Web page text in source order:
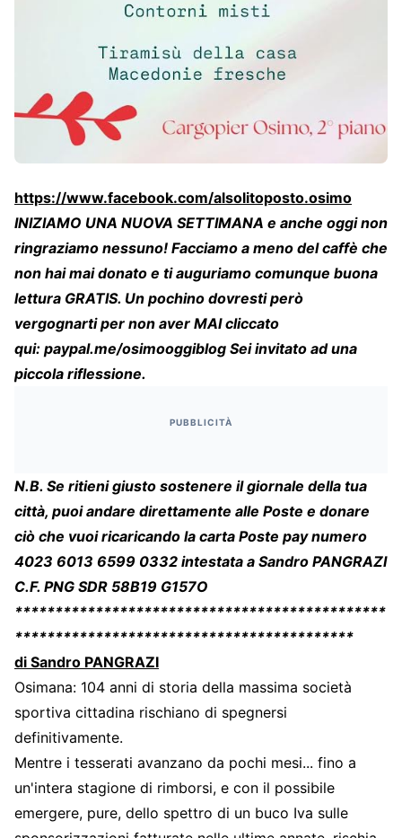
https://www.facebook.com/alsolitoposto.osimo
INIZIAMO UNA NUOVA SETTIMANA e anche oggi non
ringraziamo nessuno! Facciamo a meno del caffè che
non hai mai donato e ti auguriamo comunque buona
lettura GRATIS. Un pochino dovresti però
vergognarti per non aver MAI cliccato
qui: paypal.me/osimooggiblog Sei invitato ad una
piccola riflessione.
PUBBLICITÀ
N.B. Se ritieni giusto sostenere il giornale della tua
città, puoi andare direttamente alle Poste e donare
ciò che vuoi ricaricando la carta Poste pay numero
4023 6013 6599 0332 intestata a Sandro PANGRAZI
C.F. PNG SDR 58B19 G157O
**********************************************
******************************************
di Sandro PANGRAZI
Osimana: 104 anni di storia della massima società
sportiva cittadina rischiano di spegnersi
definitivamente.
Mentre i tesserati avanzano da pochi mesi... fino a
un'intera stagione di rimborsi, e con il possibile
emergere, pure, dello spettro di un buco Iva sulle